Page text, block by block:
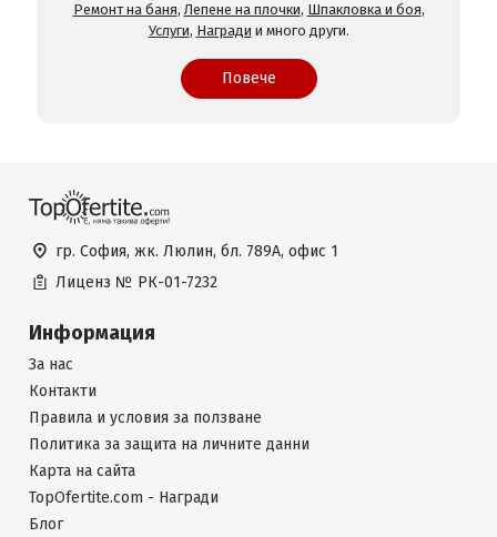
Ремонт на баня, Лепене на плочки, Шпакловка и боя,
Услуги, Награди и много други.
Повече
гр. София, жк. Люлин, бл. 789А, офис 1
Лиценз № РК-01-7232
Информация
За нас
Контакти
Правила и условия за ползване
Политика за защита на личните данни
Карта на сайта
TopOfertite.com - Награди
Блог